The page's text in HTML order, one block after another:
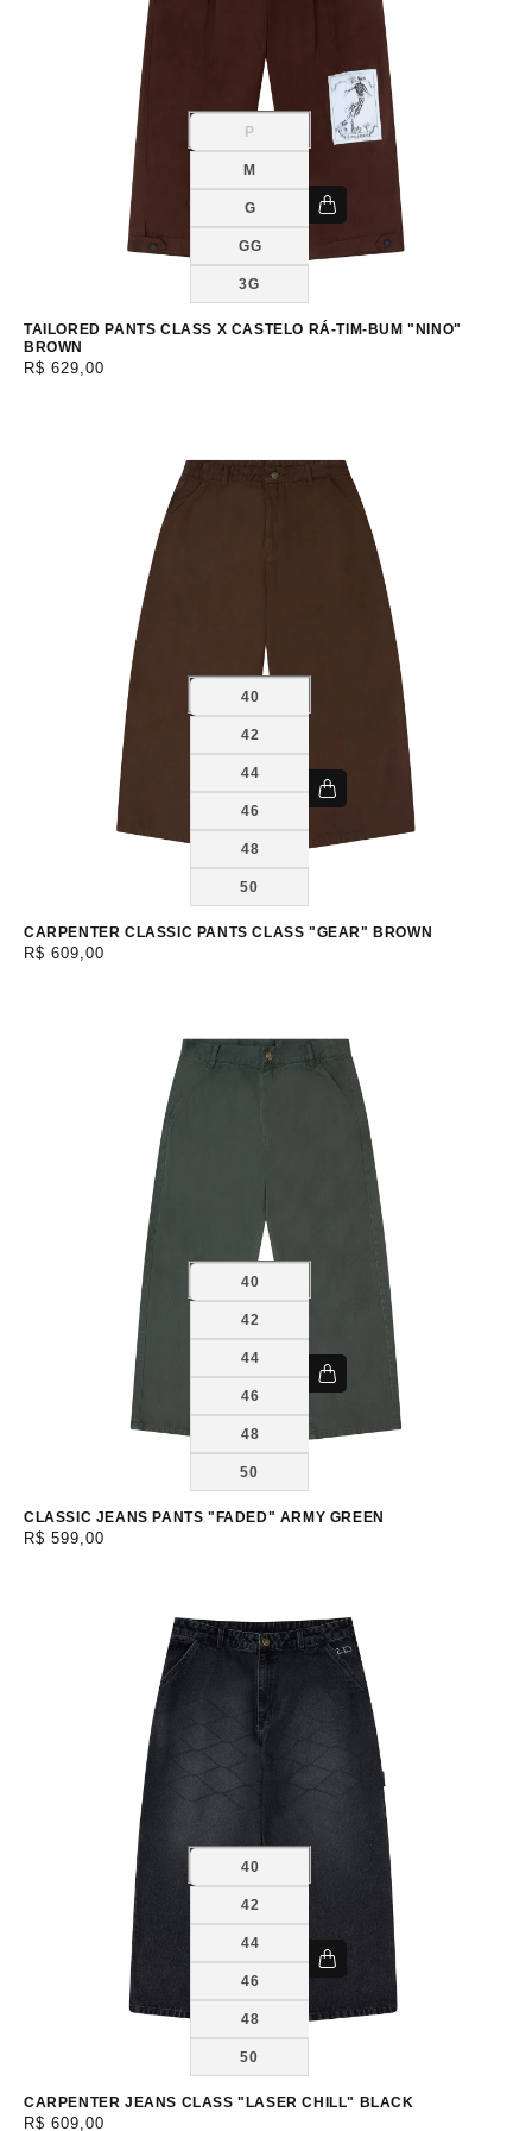
PVariante
esgotada
ou
indisponível
M
G
GG
3G
TAILORED PANTS CLASS X CASTELO RÁ-TIM-BUM "NINO"
BROWN
Preço
R$ 629,00
40
42
44
46
48
50
CARPENTER CLASSIC PANTS CLASS "GEAR" BROWN
Preço
R$ 609,00
40
42
44
46
48
50
CLASSIC JEANS PANTS "FADED" ARMY GREEN
Preço
R$ 599,00
40
42
44
46
48
50
CARPENTER JEANS CLASS "LASER CHILL" BLACK
Preço
R$ 609,00